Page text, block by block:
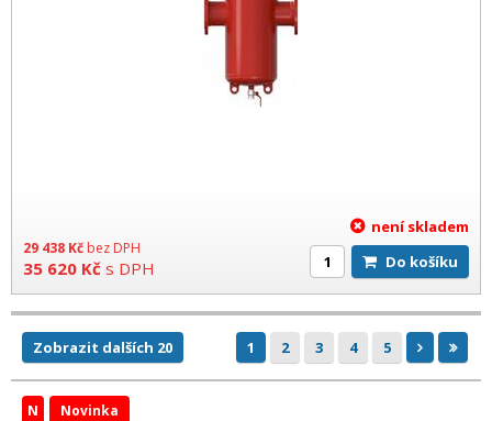
29 438 Kč bez DPH
35 620 Kč s DPH
není skladem
Do košíku
Zobrazit dalších 20 1 2 3 4 5
N
Novinka